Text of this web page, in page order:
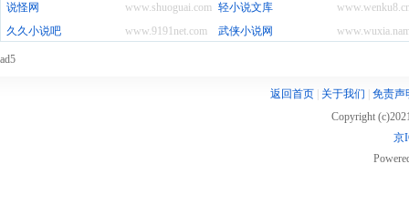
www.shuoguai.com
说怪网
轻小说文库
www.9191net.com
久久小说吧 武侠小说网
ad5
返回首页| 关于我们
免责声
Copyright
京